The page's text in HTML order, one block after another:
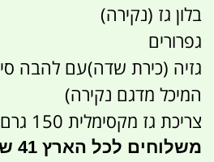
בלון גז (נקירה)
גפרורים
גזיה (כירת שדה)עם להבה
המיכל מדגם נקירה)
צריכת גז מקסימלית 150 גרם לשעה
משלוחים לכל הארץ 41 שח